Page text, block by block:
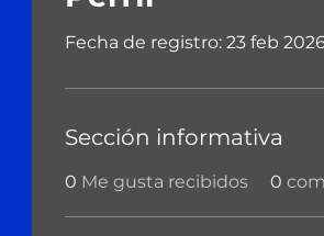
Fecha de registro: 23 feb
Sección informativa
0 Me gusta recibidos 0